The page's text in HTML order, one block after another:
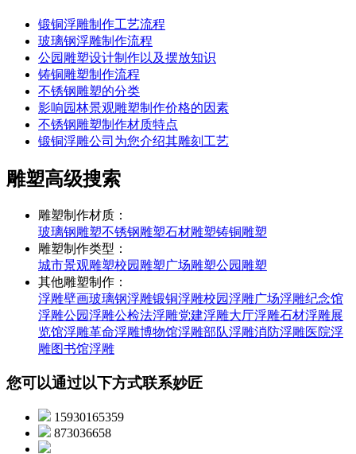
锻铜浮雕制作工艺流程
玻璃钢浮雕制作流程
公园雕塑设计制作以及摆放知识
铸铜雕塑制作流程
不锈钢雕塑的分类
影响园林景观雕塑制作价格的因素
不锈钢雕塑制作材质特点
锻铜浮雕公司为您介绍其雕刻工艺
雕塑高级搜索
雕塑制作材质：
玻璃钢雕塑不锈钢雕塑石材雕塑铸铜雕塑
雕塑制作类型：
城市景观雕塑校园雕塑广场雕塑公园雕塑
其他雕塑制作：
浮雕壁画玻璃钢浮雕锻铜浮雕校园浮雕广场浮雕纪念馆
浮雕公园浮雕公检法浮雕党建浮雕大厅浮雕石材浮雕展
览馆浮雕革命浮雕博物馆浮雕部队浮雕消防浮雕医院浮
雕图书馆浮雕
您可以通过以下方式联系妙匠
15930165359
873036658